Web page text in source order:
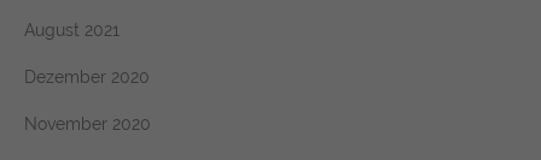
August 2021
Dezember 2020
November 2020